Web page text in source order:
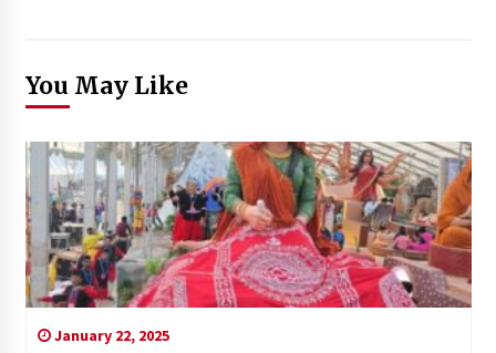
You May Like
January 22, 2025